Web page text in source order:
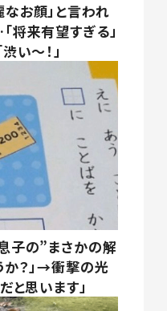
お顔」と言われ
将来有望すぎる」
い～！」
子の”まさかの解
か？」→衝撃の光
と思います」